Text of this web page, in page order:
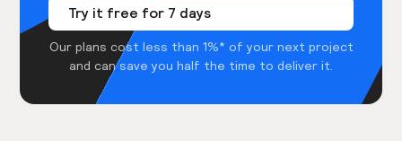
Try it free for 7 days
Our plans cost less than 1%* of your next project
and can save you half the time to deliver it.